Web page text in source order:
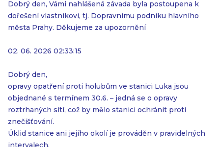
Dobrý den, Vámi nahlášená závada byla postoupena k
dořešení vlastníkovi, tj. Dopravnímu podniku hlavního
města Prahy. Děkujeme za upozornění
02. 06. 2026 02:33:15
Dobrý den,
opravy opatření proti holubům ve stanici Luka jsou
objednané s termínem 30.6. – jedná se o opravy
roztrhaných sítí, což by mělo stanici ochránit proti
znečišťování.
Úklid stanice ani jejího okolí je prováděn v pravidelných
intervalech.